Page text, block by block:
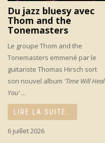
Du jazz bluesy avec
Thom and the
Tonemasters
Le groupe Thom and the
Tonemasters emmené par le
guitariste Thomas Hirsch sort
son nouvel album 'Time Will Heal
You' ...
LIRE LA SUITE…
6 juillet 2026